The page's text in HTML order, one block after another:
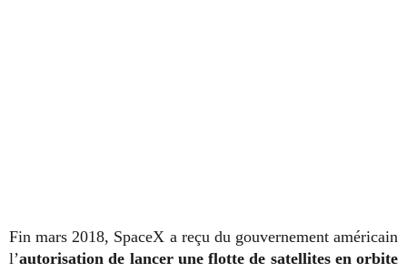
Fin mars 2018, SpaceX a reçu du gouvernement américain
l’autorisation de lancer une flotte de satellites en orbite